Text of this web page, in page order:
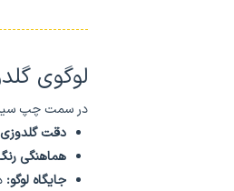
لوگوی
در سمت چپ
دقت
هماهنگی
جایگاه لوگو: